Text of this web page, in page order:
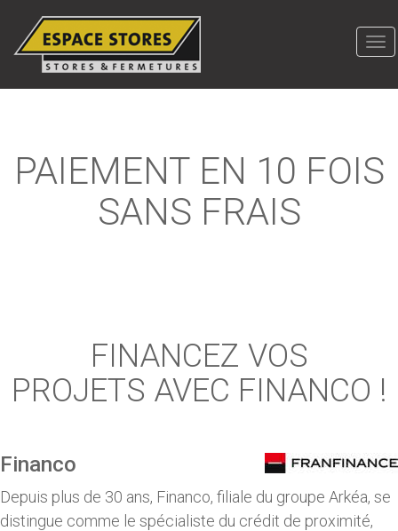
principal
PAIEMENT EN 10 FOIS
SANS FRAIS
FINANCEZ VOS
PROJETS AVEC FINANCO !
Financo
Depuis plus de 30 ans, Financo, filiale du groupe Arkéa, se
distingue comme le spécialiste du crédit de proximité,